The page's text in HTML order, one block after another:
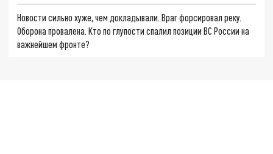
Новости сильно хуже, чем докладывали. Враг форсировал реку.
Оборона провалена. Кто по глупости спалил позиции ВС России на
важнейшем фронте?